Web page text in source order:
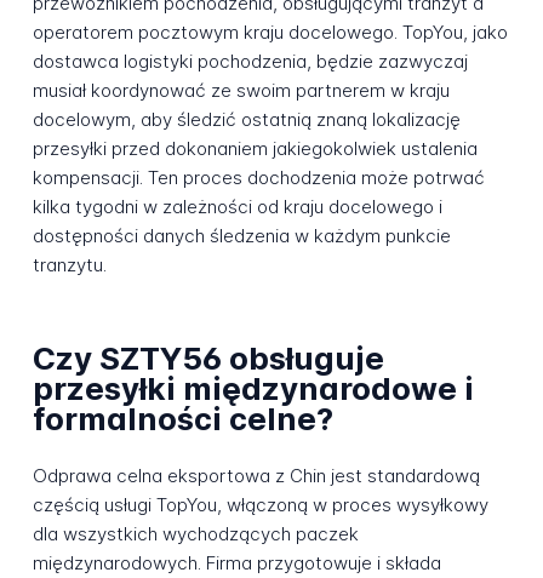
operatorem pocztowym kraju docelowego. TopYou, jako
dostawca logistyki pochodzenia, będzie zazwyczaj
musiał koordynować ze swoim partnerem w kraju
docelowym, aby śledzić ostatnią znaną lokalizację
przesyłki przed dokonaniem jakiegokolwiek ustalenia
kompensacji. Ten proces dochodzenia może potrwać
kilka tygodni w zależności od kraju docelowego i
dostępności danych śledzenia w każdym punkcie
tranzytu.
Czy SZTY56 obsługuje
przesyłki międzynarodowe i
formalności celne?
Odprawa celna eksportowa z Chin jest standardową
częścią usługi TopYou, włączoną w proces wysyłkowy
dla wszystkich wychodzących paczek
międzynarodowych. Firma przygotowuje i składa